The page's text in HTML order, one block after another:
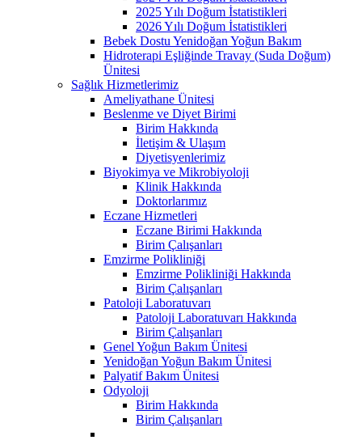
2025 Yılı Doğum İstatistikleri
2026 Yılı Doğum İstatistikleri
Bebek Dostu Yenidoğan Yoğun Bakım
Hidroterapi Eşliğinde Travay (Suda Doğum)
Ünitesi
Sağlık Hizmetlerimiz
Ameliyathane Ünitesi
Beslenme ve Diyet Birimi
Birim Hakkında
İletişim & Ulaşım
Diyetisyenlerimiz
Biyokimya ve Mikrobiyoloji
Klinik Hakkında
Doktorlarımız
Eczane Hizmetleri
Eczane Birimi Hakkında
Birim Çalışanları
Emzirme Polikliniği
Emzirme Polikliniği Hakkında
Birim Çalışanları
Patoloji Laboratuvarı
Patoloji Laboratuvarı Hakkında
Birim Çalışanları
Genel Yoğun Bakım Ünitesi
Yenidoğan Yoğun Bakım Ünitesi
Palyatif Bakım Ünitesi
Odyoloji
Birim Hakkında
Birim Çalışanları